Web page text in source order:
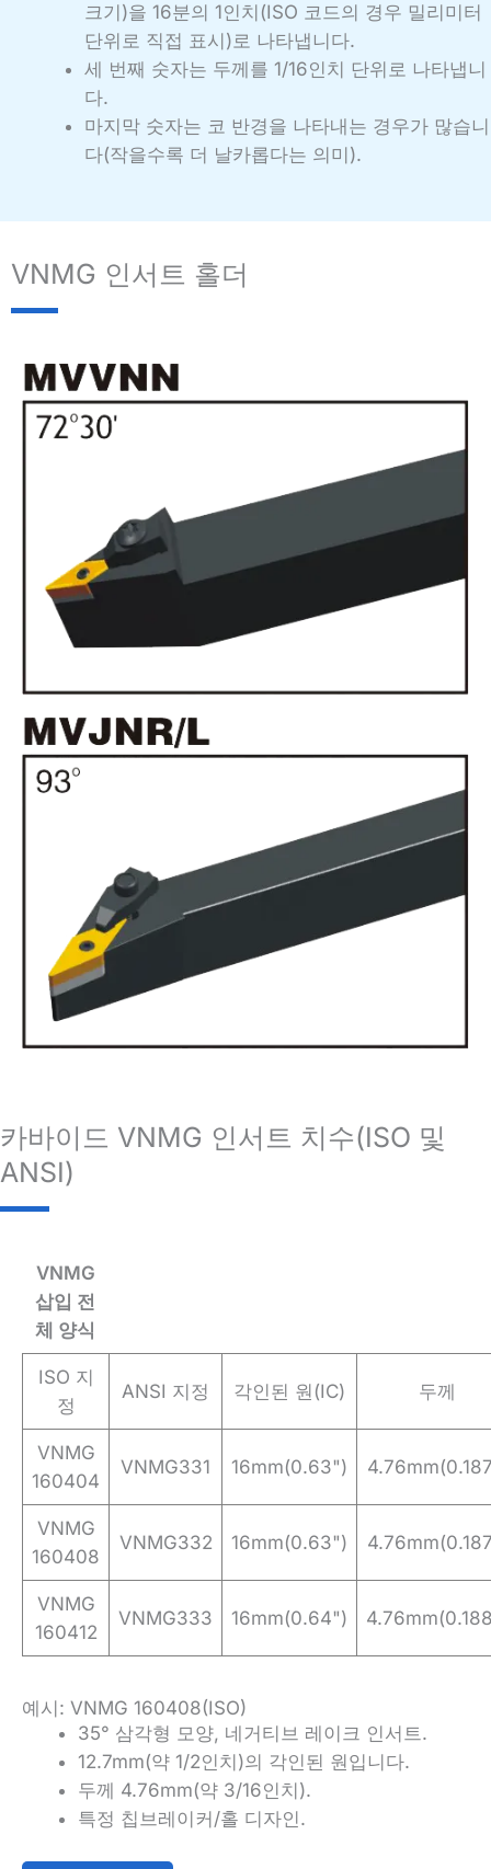
크기)을 16분의 1인치(ISO 코드의 경우 밀리미터
단위로 직접 표시)로 나타냅니다.
세 번째 숫자는 두께를 1/16인치 단위로 나타냅니
다.
마지막 숫자는 코 반경을 나타내는 경우가 많습니
다(작을수록 더 날카롭다는 의미).
VNMG 인서트 홀더
카바이드 VNMG 인서트 치수(ISO 및
ANSI)
VNMG
삽입 전
체 양식
ISO 지
정
ANSI 지정 각인된 원(IC) 두께
VNMG
160404
VNMG331 16mm(0.63")
VNMG
160408
VNMG332 16mm(0.63")
VNMG
160412
VNMG333 16mm(0.64")
예시: VNMG 160408(ISO)
35° 삼각형 모양, 네거티브 레이크 인서트.
12.7mm(약 1/2인치)의 각인된 원입니다.
두께 4.76mm(약 3/16인치).
특정 칩브레이커/홀 디자인.